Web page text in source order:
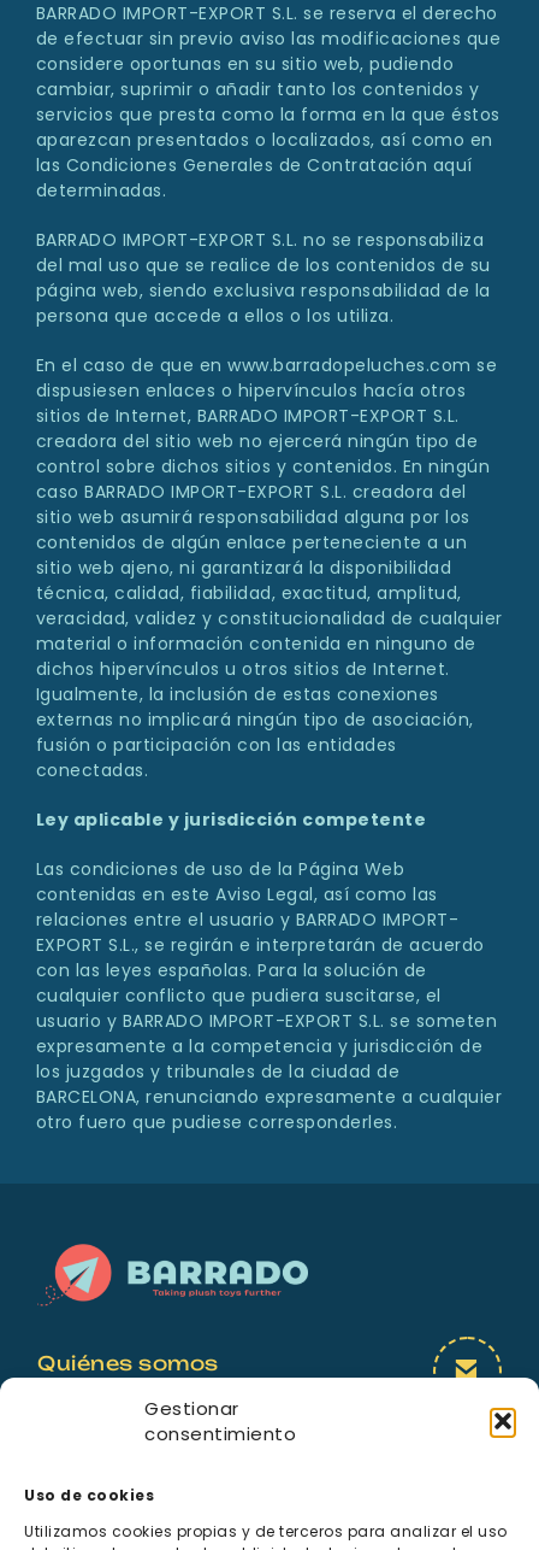
Gestionar
consentimiento
Uso de cookies
Utilizamos cookies propias y de terceros para analizar el uso
BARRADO IMPORT-EXPORT S.L. se reserva el derecho
de efectuar sin previo aviso las modificaciones que
considere oportunas en su sitio web, pudiendo
cambiar, suprimir o añadir tanto los contenidos y
servicios que presta como la forma en la que éstos
aparezcan presentados o localizados, así como en
las Condiciones Generales de Contratación aquí
determinadas.
BARRADO IMPORT-EXPORT S.L. no se responsabiliza
del mal uso que se realice de los contenidos de su
página web, siendo exclusiva responsabilidad de la
persona que accede a ellos o los utiliza.
En el caso de que en www.barradopeluches.com se
dispusiesen enlaces o hipervínculos hacía otros
sitios de Internet, BARRADO IMPORT-EXPORT S.L.
creadora del sitio web no ejercerá ningún tipo de
control sobre dichos sitios y contenidos. En ningún
caso BARRADO IMPORT-EXPORT S.L. creadora del
sitio web asumirá responsabilidad alguna por los
contenidos de algún enlace perteneciente a un
sitio web ajeno, ni garantizará la disponibilidad
técnica, calidad, fiabilidad, exactitud, amplitud,
veracidad, validez y constitucionalidad de cualquier
material o información contenida en ninguno de
dichos hipervínculos u otros sitios de Internet.
Igualmente, la inclusión de estas conexiones
externas no implicará ningún tipo de asociación,
fusión o participación con las entidades
conectadas.
Ley aplicable y jurisdicción competente
Las condiciones de uso de la Página Web
contenidas en este Aviso Legal, así como las
relaciones entre el usuario y BARRADO IMPORT-
EXPORT S.L., se regirán e interpretarán de acuerdo
con las leyes españolas. Para la solución de
cualquier conflicto que pudiera suscitarse, el
usuario y BARRADO IMPORT-EXPORT S.L. se someten
expresamente a la competencia y jurisdicción de
los juzgados y tribunales de la ciudad de
BARCELONA, renunciando expresamente a cualquier
otro fuero que pudiese corresponderles.
Quiénes somos
Licencias